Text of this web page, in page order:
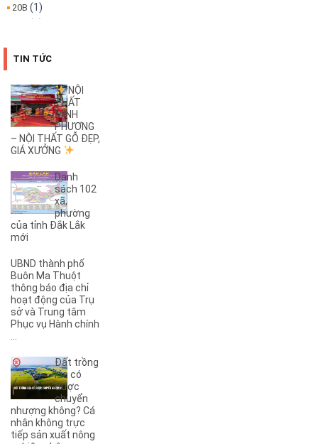
20B (1)
25B(4)
26B(1)
27B(2)
2KC(1)
30/4(29)
32(1)
32A(1)
3A(1)
3B(3)
3KC (1)
4A(1)
5A(1)
5KC(3)
6A(1)
6B (1)
8B(3)
8KC(1)
9A(1)
9KC(1)
A(7)
TIN TỨC
NỘI
THẤT
MINH
PHƯƠNG
– NỘI THẤT GỖ ĐẸP,
GIÁ XƯỞNG
Danh
sách 102
xã,
phường
của tỉnh Đắk Lắk
mới
UBND thành phố
Buôn Ma Thuột
thông báo địa chỉ
hoạt động của Trụ
sở và Trung tâm
Phục vụ Hành chính
Đất trồng
lúa có
được
chuyển
nhượng không? Cá
nhân không trực
tiếp sản xuất nông